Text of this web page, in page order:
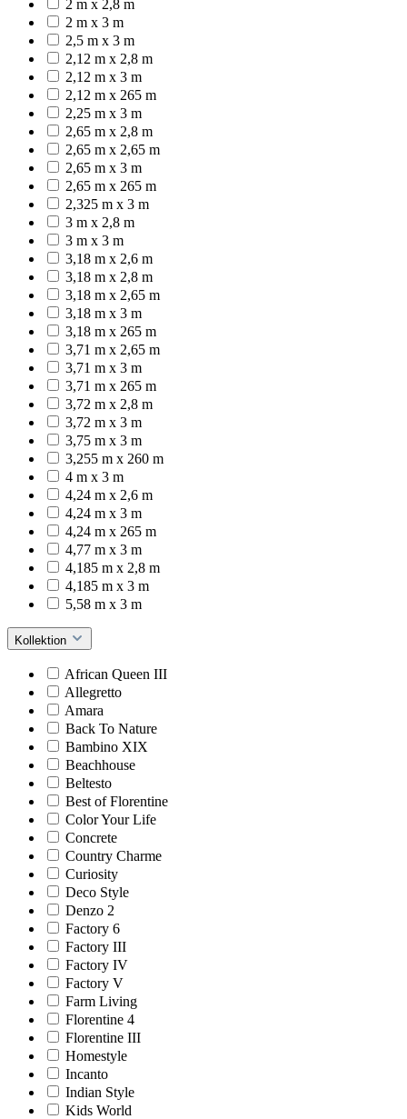
2 m x 2,8 m
2 m x 3 m
2,5 m x 3 m
2,12 m x 2,8 m
2,12 m x 3 m
2,12 m x 265 m
2,25 m x 3 m
2,65 m x 2,8 m
2,65 m x 2,65 m
2,65 m x 3 m
2,65 m x 265 m
2,325 m x 3 m
3 m x 2,8 m
3 m x 3 m
3,18 m x 2,6 m
3,18 m x 2,8 m
3,18 m x 2,65 m
3,18 m x 3 m
3,18 m x 265 m
3,71 m x 2,65 m
3,71 m x 3 m
3,71 m x 265 m
3,72 m x 2,8 m
3,72 m x 3 m
3,75 m x 3 m
3,255 m x 260 m
4 m x 3 m
4,24 m x 2,6 m
4,24 m x 3 m
4,24 m x 265 m
4,77 m x 3 m
4,185 m x 2,8 m
4,185 m x 3 m
5,58 m x 3 m
Kollektion
African Queen III
Allegretto
Amara
Back To Nature
Bambino XIX
Beachhouse
Beltesto
Best of Florentine
Color Your Life
Concrete
Country Charme
Curiosity
Deco Style
Denzo 2
Factory 6
Factory III
Factory IV
Factory V
Farm Living
Florentine 4
Florentine III
Homestyle
Incanto
Indian Style
Kids World